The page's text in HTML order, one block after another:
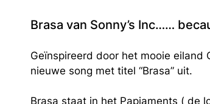
Brasa van Sonny’s Inc……
Geïnspireerd door het mooie
nieuwe song met titel “Brasa” uit.
Brasa staat in het Papiaments ( de